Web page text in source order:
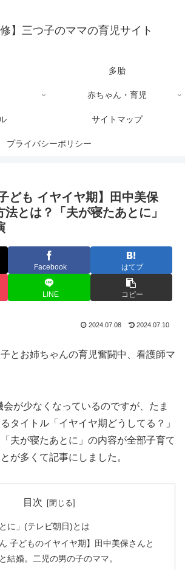
修】三つ子のママの育児サイト
多胎
赤ちゃん・育児
サイトマップ
プライバシーポリシー
ども イヤイヤ期】田中美保
法とは？「夫が寝たあとに」
Facebook はてブ
LINE コピー
2024.07.08 2024.07.10
とお姉ちゃんの育児奮闘中、看護師マ
が少なくなっているのですが、たま
タイトル「イヤイヤ期どうしてる？」
夫が寝たあとに」の内容が全部子育て
が多くて記事にしました。
目次
に」(テレビ朝日)とは
子どものイヤイヤ期】田中美保さんと
結婚。二児の男の子のママ。